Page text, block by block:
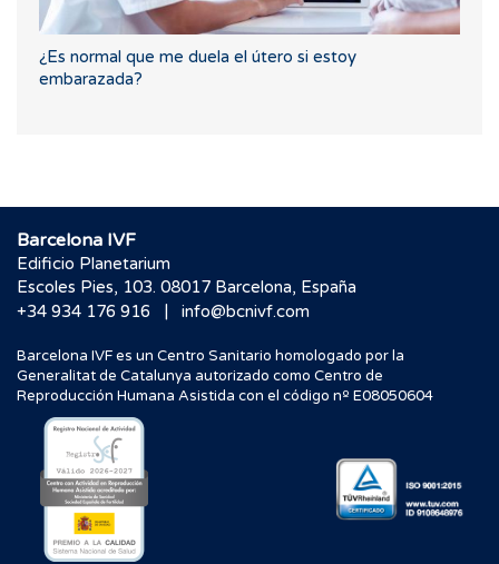
¿Es normal que me duela el útero si estoy
embarazada?
Barcelona IVF
Edificio Planetarium
Escoles Pies, 103. 08017 Barcelona, España
+34 934 176 916
| info@bcnivf.com
Barcelona IVF es un Centro Sanitario homologado por la
Generalitat de Catalunya autorizado como Centro de
Reproducción Humana Asistida con el código nº E08050604